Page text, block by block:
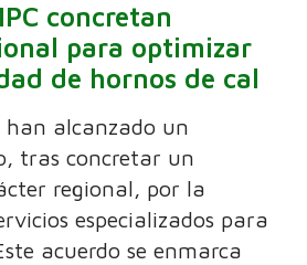
concretan
para optimizar
de hornos de cal
han alcanzado un
tras concretar un
regional, por la
especializados para
acuerdo se enmarca